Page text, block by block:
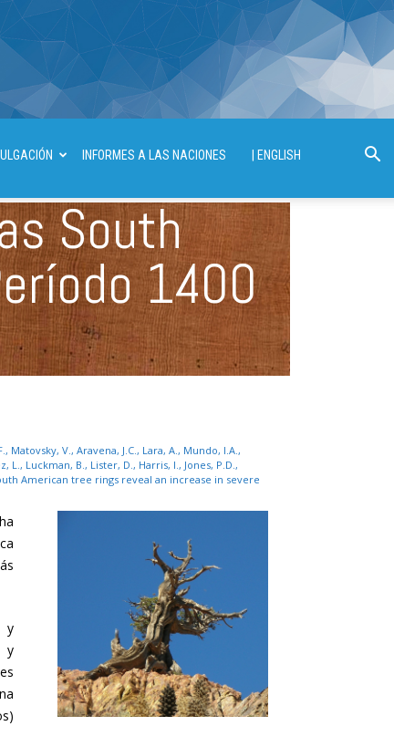
INFORMES A LAS NACIONES | ENGLISH
South
1400
Matovsky, V., Aravena, J.C., Lara, A., Mundo, I.A.,
L., Luckman, B., Lister, D., Harris, I., Jones, P.D.,
American tree rings reveal an increase in severe
y
y